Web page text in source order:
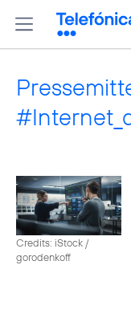
Credits: iStock /
gorodenkoff